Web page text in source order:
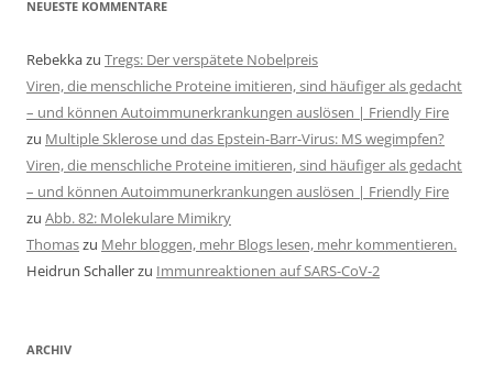
NEUESTE KOMMENTARE
Rebekkazu Tregs: Der verspätete Nobelpreis
Viren, die menschliche Proteine imitieren, sind häufiger als gedacht
– und können Autoimmunerkrankungen auslösen | Friendly Fire
zu Multiple Sklerose und das Epstein-Barr-Virus: MS wegimpfen?
Viren, die menschliche Proteine imitieren, sind häufiger als gedacht
– und können Autoimmunerkrankungen auslösen | Friendly Fire
zu Abb. 82: Molekulare Mimikry
Thomaszu Mehr bloggen, mehr Blogs lesen, mehr kommentieren.
Heidrun Schallerzu Immunreaktionen auf SARS-CoV-2
ARCHIV